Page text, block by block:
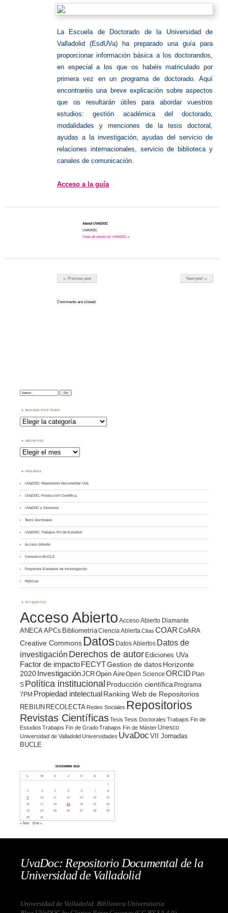
La Escuela de Doctorado de la Universidad de
Valladolid (EsdUVa) ha preparado una guía para
proporcionar información básica a los doctorandos,
en especial a los que os habéis matriculado por
primera vez en un programa de doctorado. Aquí
encontraréis una breve explicación sobre aspectos
que os resultarán útiles para abordar vuestros
estudios: gestión académica del doctorado,
modalidades y menciones de la tesis doctoral,
ayudas a la investigación, ayudas del servicio de
relaciones internacionales, servicio de biblioteca y
canales de comunicación.
Acceso a la guía
About UVADOC
UVADOC
View all posts by UVADOC »
Post navigation
← Previous post Next post →
Comments are closed.
Search:
BUSCAR POR TEMA
Buscar
por
Tema
ARCHIVOS
Archivos
PÁGINAS
UVaDOC: Repositorio Documental UVa
UVaDOC: Producción Científica
UVaDOC y Sexenios
Tesis Doctorales
UVaDOC: Trabajos Fin de Estudios
Acceso Abierto
Consorcio BUCLE
Proyectos Europeos de Investigación
Noticias
ETIQUETAS
Acceso Abierto Acceso Abierto Diamante
ANECA APCs BibliometríaCiencia Abierta Citas COAR CoARA
Creative Commons Datos Datos Abiertos Datos de
investigación Derechos de autor Ediciones UVa
Factor de impacto FECYTGestion de datosHorizonte
2020 InvestigaciónJCROpen AireOpen Science ORCID Plan
S Política institucional Producción científica Programa
7PM Propiedad intelectualRanking Web de Repositorios
REBIUN RECOLECTA Redes Sociales Repositorios
Revistas CientíficasTesis Tesis Doctorales Trabajos Fin de
Estudios Trabajos Fin de GradoTrabajos Fin de Máster Unesco
Universidad de ValladolidUniversidades UvaDoc VII Jornadas
BUCLE
DICIEMBRE 2019
L M X J V S D
1
2
3 4 5 6 7
8
9
10 11 12 13 14
15
16
17 18 19 20 21
22
23
24 25 26 27 28
29
30
31
« Nov Ene »
UvaDoc: Repositorio Documental de la
Universidad de Valladolid
Universidad de Valladolid. Biblioteca Universitaria